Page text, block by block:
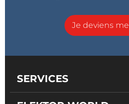
appareil IdO, en tenant
régionales en matière de
Au final, au cours de la séance
réponses, les invités ont
Je deviens
SERVICES